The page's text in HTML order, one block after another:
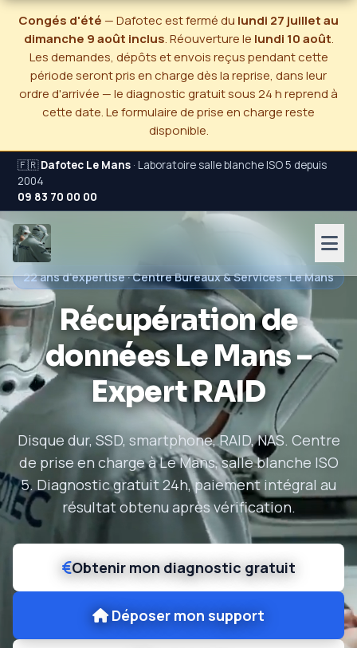
Congés d'été — Dafotec est fermé du lundi 27 juillet au
dimanche 9 août inclus. Réouverture le lundi 10 août.
Les demandes, dépôts et envois reçus pendant cette
période seront pris en charge dès la reprise, dans leur
ordre d'arrivée — le diagnostic gratuit sous 24 h reprend à
cette date. Le formulaire de prise en charge reste
disponible.
🇫🇷Dafotec Le Mans · Laboratoire salle blanche ISO 5 depuis
2004
09 83 70 00 00
22 ans d'expertise · Centre Bureaux & Services · Le Mans
Récupération de
données Le Mans –
Expert RAID
Disque dur, SSD, smartphone, RAID, NAS. Centre
de prise en charge à Le Mans, salle blanche ISO
5. Diagnostic gratuit 24h, paiement intégral au
résultat obtenu après vérification.
Obtenir mon diagnostic gratuit
Déposer mon support